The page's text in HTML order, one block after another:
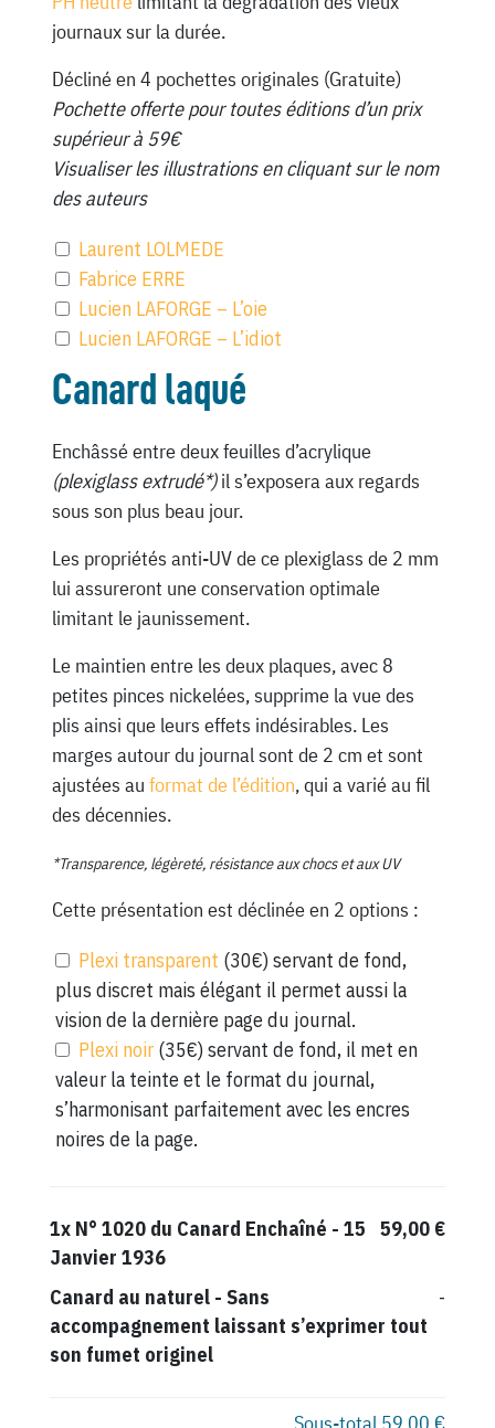
journaux sur la durée.
Décliné en 4 pochettes originales (Gratuite)
Pochette offerte pour toutes éditions d’un prix
supérieur à 59€
Visualiser les illustrations en cliquant sur le nom
des auteurs
Laurent LOLMEDE
Fabrice ERRE
Lucien LAFORGE – L’oie
Lucien LAFORGE – L’idiot
Canard laqué
Enchâssé entre deux feuilles d’acrylique
(plexiglass extrudé*)il s’exposera aux regards
sous son plus beau jour.
Les propriétés anti-UV de ce plexiglass de 2 mm
lui assureront une conservation optimale
limitant le jaunissement.
Le maintien entre les deux plaques, avec 8
petites pinces nickelées, supprime la vue des
plis ainsi que leurs effets indésirables. Les
marges autour du journal sont de 2 cm et sont
ajustées au format de l’édition, qui a varié au fil
des décennies.
*Transparence, légèreté, résistance aux chocs et aux UV
Cette présentation est déclinée en 2 options :
Plexi transparent (30€) servant de fond,
plus discret mais élégant il permet aussi la
vision de la dernière page du journal.
Plexi noir (35€) servant de fond, il met en
valeur la teinte et le format du journal,
s’harmonisant parfaitement avec les encres
noires de la page.
1x N° 1020 du Canard Enchaîné - 15
Janvier 1936
59,00 €
Canard au naturel- Sans
accompagnement laissant s’exprimer tout
son fumet originel
-